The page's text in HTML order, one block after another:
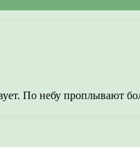
По небу проплывают